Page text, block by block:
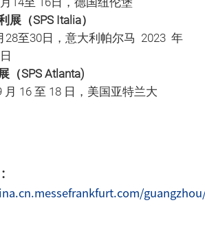
展（SPS Italia）
28至30日，意大利帕尔马 2023 年
（SPS Atlanta)
月 16 至 18 日，美国亚特兰大